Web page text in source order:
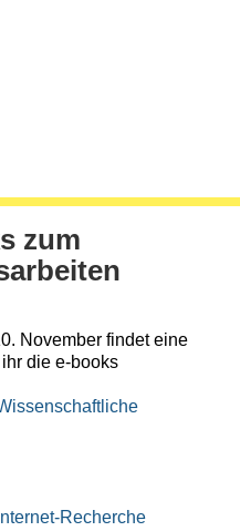
zum
November findet eine
die e-books
Recherche